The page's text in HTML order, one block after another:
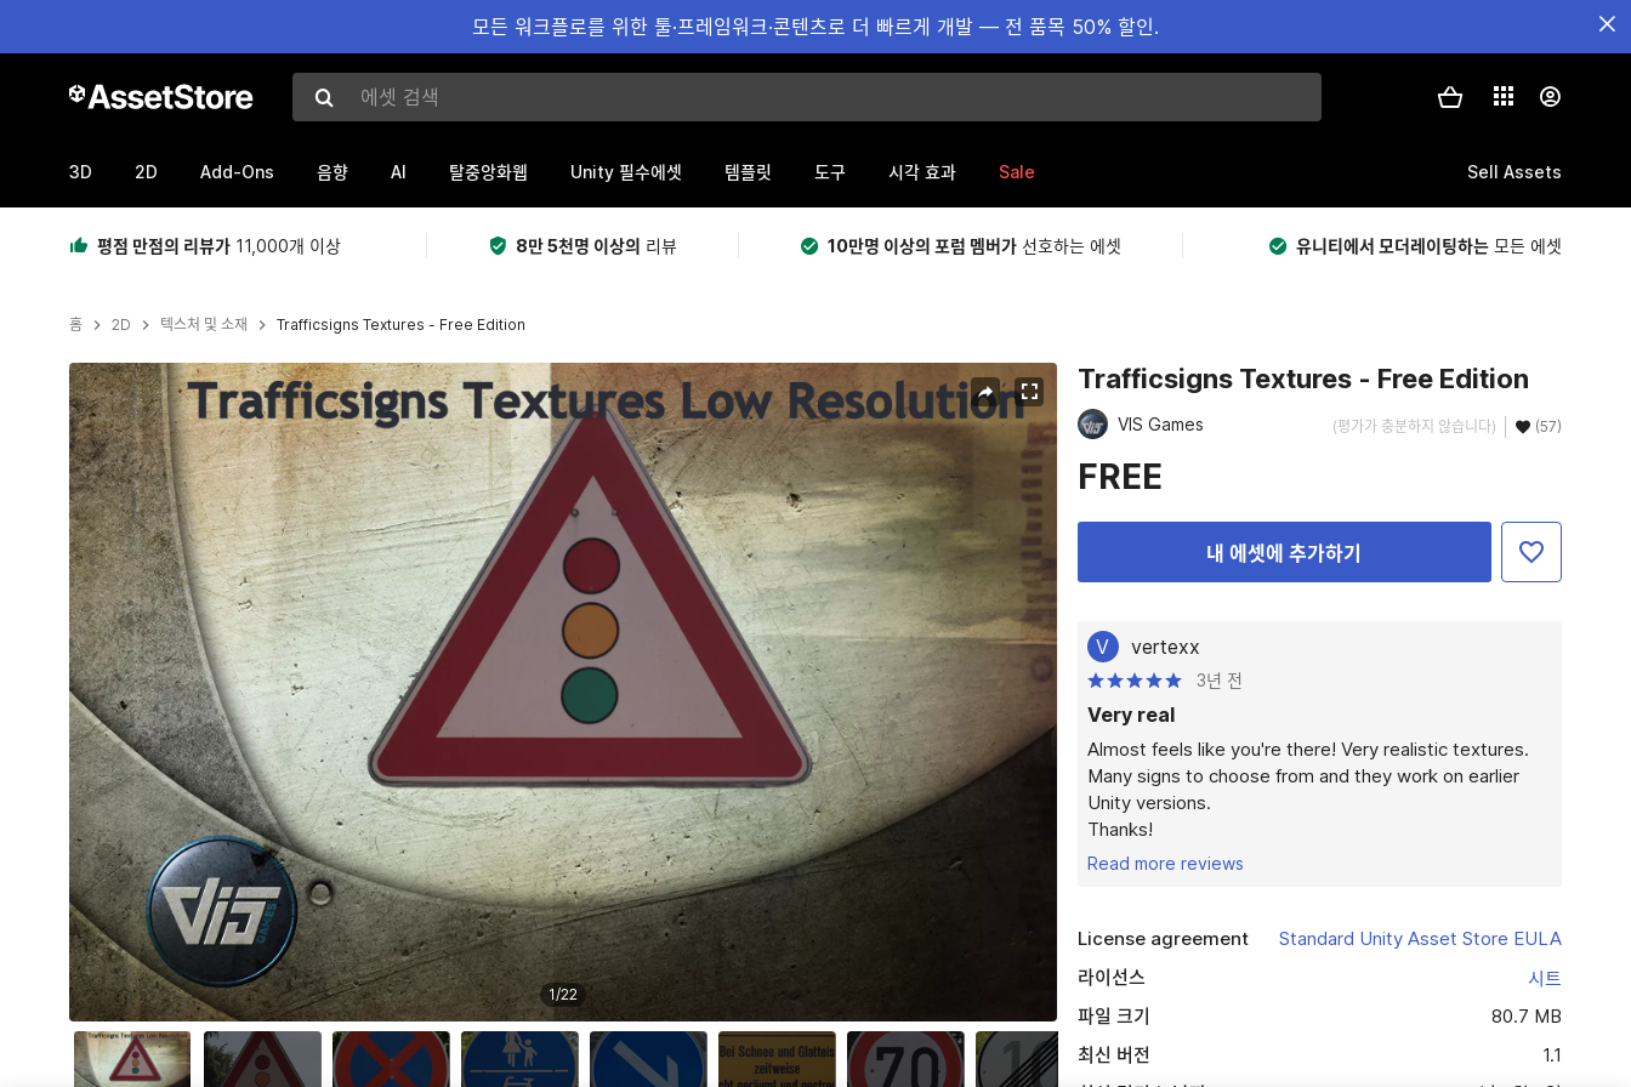
모든 워크플로를 위한 툴·프레임워크·콘텐츠로 더 빠르게 개발 — 전 품목 50% 할인.
에셋 검색
3D 2D Add-Ons 음향 AI 탈중앙화웹 Unity 필수에셋 템플릿 도구 시각 효과 Sale Sell Assets
평점 만점의 리뷰가 11,000개 이상 8만 5천명 이상의 리뷰 10만명 이상의 포럼 멤버가 선호하는 에셋 유니티에서 모더레이팅하는 모든 에셋
홈 2D 텍스처 및 소재 Trafficsigns Textures - Free Edition
현재 슬라이드: 1 / 22
1/22
Trafficsigns Textures - Free Edition
VIS Games (평가가 충분하지 않습니다) (57)
FREE
내 에셋에 추가하기
V vertexx
3년 전
Very real
Almost feels like you're there! Very realistic textures.
Many signs to choose from and they work on earlier
Unity versions.
Thanks!
Read more reviews
License agreement
Standard Unity Asset Store EULA
라이선스
시트
파일 크기
80.7 MB
최신 버전
1.1